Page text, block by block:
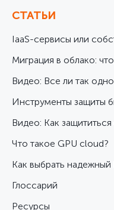
СТАТЬИ
IaaS-сервисы или
Миграция в облако:
Видео: Все ли так
Инструменты защиты
Видео: Как
Что такое GPU cloud?
Как выбрать
Глоссарий
Ресурсы